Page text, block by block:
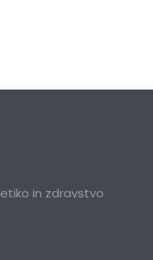
in zdravstvo